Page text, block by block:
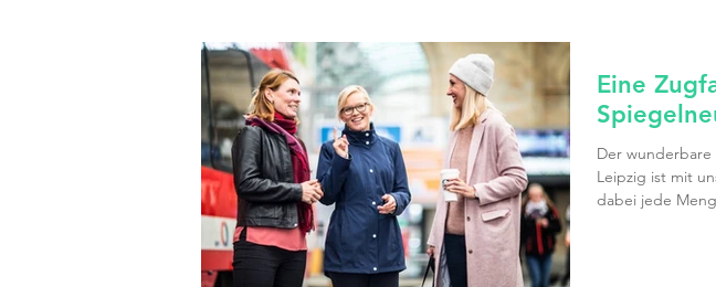
Eine
Der wunderbare
Leipzig ist mit
dabei jede